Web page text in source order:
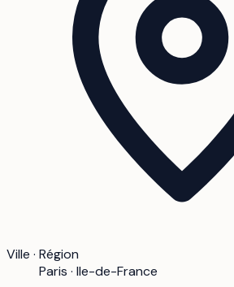
Ville · Région
Paris · Ile-de-France